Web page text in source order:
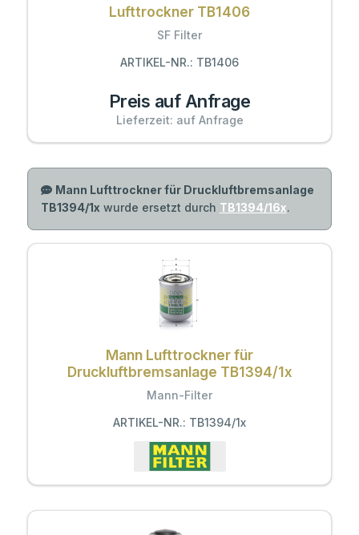
Lufttrockner TB1406
SF Filter
ARTIKEL-NR.: TB1406
Preis auf Anfrage
Lieferzeit: auf Anfrage
Mann Lufttrockner für Druckluftbremsanlage
TB1394/1x wurde ersetzt durch TB1394/16x.
Mann Lufttrockner für
Druckluftbremsanlage TB1394/1x
Mann-Filter
ARTIKEL-NR.: TB1394/1x